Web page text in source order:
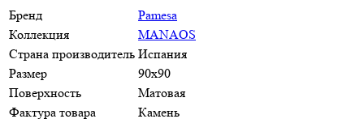
Бренд
Pamesa
Коллекция
MANAOS
Страна производитель Испания
Размер
90x90
Поверхность
Матовая
Фактура товара
Камень